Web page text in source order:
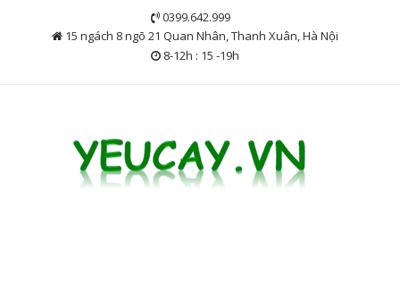
0399.642.999
15 ngách 8 ngõ 21 Quan Nhân, Thanh Xuân, Hà Nội
8-12h : 15 -19h